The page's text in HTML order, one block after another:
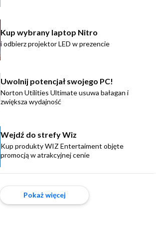
Kup wybrany laptop Nitro
i odbierz projektor LED w prezencie
Uwolnij potencjał swojego PC!
Norton Utilities Ultimate usuwa bałagan i
zwiększa wydajność
Wejdź do strefy Wiz
Kup produkty WIZ Entertaiment objęte
promocją w atrakcyjnej cenie
Pokaż więcej